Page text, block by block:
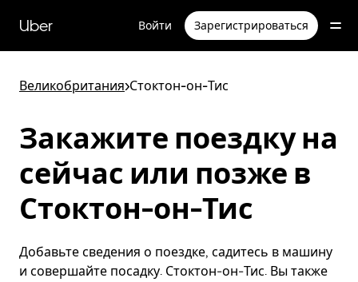
перейти
к
содержимому
Uber Войти Зарегистрироваться
Великобритания>Стоктон-он-Тис
Закажите поездку на
сейчас или позже в
Стоктон-он-Тис
Добавьте сведения о поездке, садитесь в машину
и совершайте посадку. Стоктон-он-Тис. Вы также